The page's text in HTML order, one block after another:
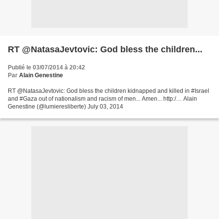
RT @NatasaJevtovic: God bless the children...
Publié le 03/07/2014 à 20:42
Par Alain Genestine
RT @NatasaJevtovic: God bless the children kidnapped and killed in #Israel
and #Gaza out of nationalism and racism of men... Amen... http:/… Alain
Genestine (@lumieresliberte) July 03, 2014